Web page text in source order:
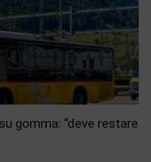
gomma: “deve restare